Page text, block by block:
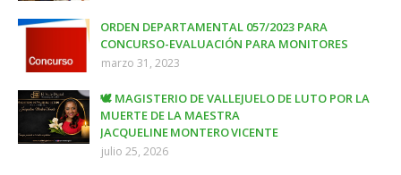
ORDEN DEPARTAMENTAL 057/2023 PARA
CONCURSO-EVALUACIÓN PARA MONITORES
marzo 31, 2023
🕊️ MAGISTERIO DE VALLEJUELO DE LUTO POR LA
MUERTE DE LA MAESTRA
JACQUELINE MONTERO VICENTE
julio 25, 2026